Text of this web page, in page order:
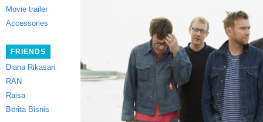
Movie trailer
Accessories
FRIENDS
Diana Rikasari
RAN
Raisa
Berita Bisnis